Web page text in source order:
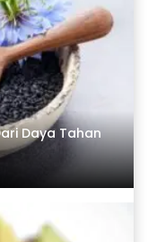
Daya Tahan